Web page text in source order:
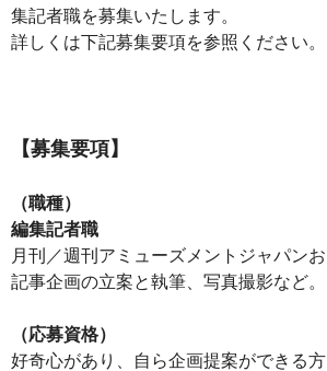
集記者職を募集いたします。
詳しくは下記募集要項を参照ください。
【募集要項】
（職種）
編集記者職
月刊／週刊アミューズメントジャパン
記事企画の立案と執筆、写真撮影など。
（応募資格）
好奇心があり、自ら企画提案ができる方